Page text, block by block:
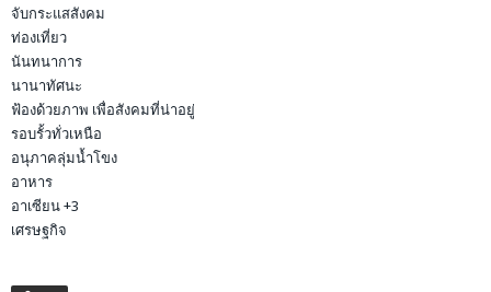
จับกระแสสังคม
ท่องเที่ยว
นันทนาการ
นานาทัศนะ
ฟ้องด้วยภาพ เพื่อสังคมที่น่าอยู่
รอบรั้วทั่วเหนือ
อนุภาคลุ่มน้ำโขง
อาหาร
อาเซียน +3
เศรษฐกิจ